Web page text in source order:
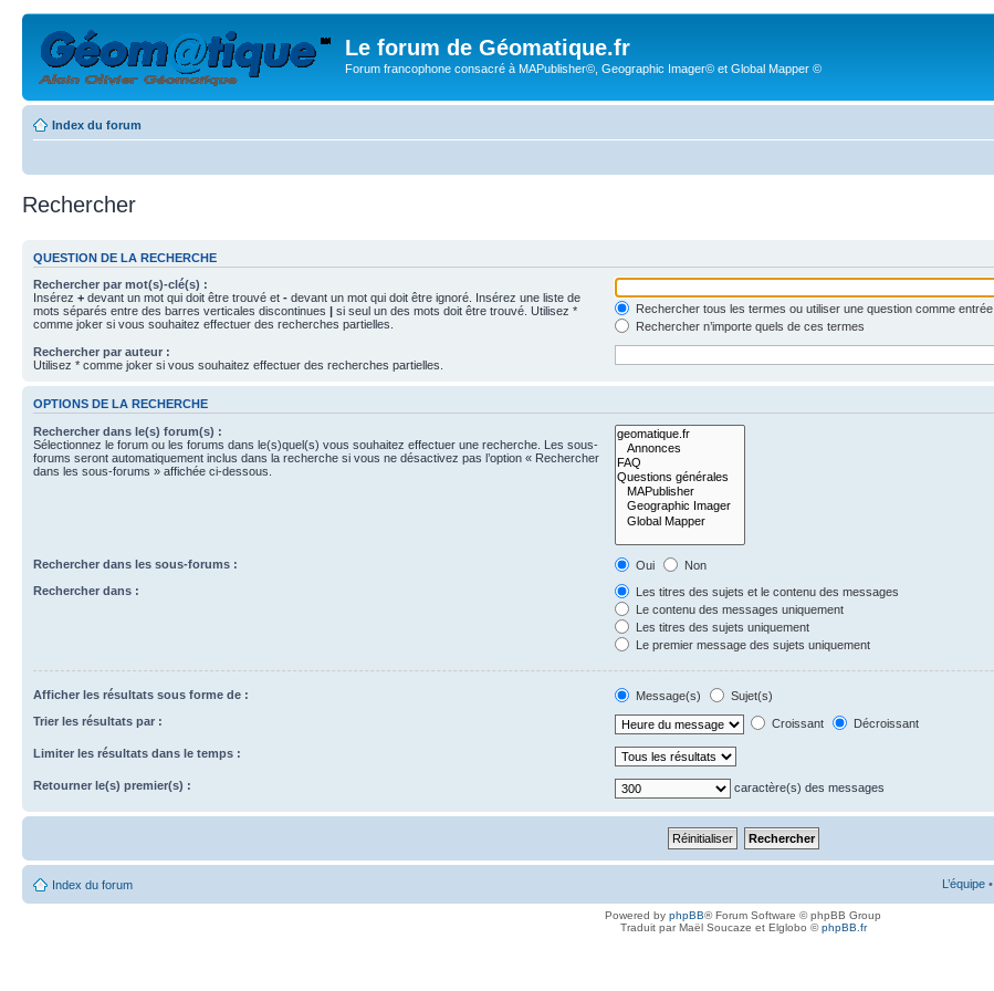
Le forum de Géomatique.fr
Forum francophone consacré à MAPublisher©, Geographic Imager© et Global Mapper ©
Index du forum
Rechercher
QUESTION DE LA RECHERCHE
Rechercher par mot(s)-clé(s) :
Insérez + devant un mot qui doit être trouvé et - devant un mot qui doit être ignoré. Insérez une liste de
mots séparés entre des barres verticales discontinues | si seul un des mots doit être trouvé. Utilisez *
comme joker si vous souhaitez effectuer des recherches partielles.
Rechercher tous les termes ou utiliser une question comme entrée
Rechercher n’importe quels de ces termes
Rechercher par auteur :
Utilisez * comme joker si vous souhaitez effectuer des recherches partielles.
OPTIONS DE LA RECHERCHE
Rechercher dans le(s) forum(s) :
Sélectionnez le forum ou les forums dans le(s)quel(s) vous souhaitez effectuer une recherche. Les sous-
forums seront automatiquement inclus dans la recherche si vous ne désactivez pas l’option « Rechercher
dans les sous-forums » affichée ci-dessous.
Rechercher dans les sous-forums : Oui
Non
Rechercher dans :
Les titres des sujets et le contenu des messages
Le contenu des messages uniquement
Les titres des sujets uniquement
Le premier message des sujets uniquement
Afficher les résultats sous forme de : Message(s)
Sujet(s)
Trier les résultats par :
Croissant Décroissant
Limiter les résultats dans le temps :
Retourner le(s) premier(s) : caractère(s) des messages
Index du forum L’équipe •
Powered by phpBB® Forum Software © phpBB Group
Traduit par Maël Soucaze et Elglobo ©phpBB.fr